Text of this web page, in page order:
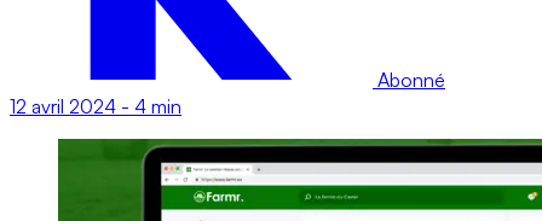
Abonné
12 avril 2024 - 4 min